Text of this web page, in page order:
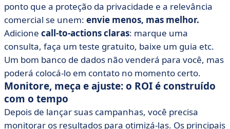
ponto que a proteção da privacidade e a relevância
comercial se unem: envie menos, mas melhor.
Adicione call-to-actions claras: marque uma
consulta, faça um teste gratuito, baixe um guia etc.
Um bom banco de dados não venderá para você, mas
poderá colocá-lo em contato no momento certo.
Monitore, meça e ajuste: o ROI é construído
com o tempo
Depois de lançar suas campanhas, você precisa
monitorar os resultados para otimizá-las. Os principais